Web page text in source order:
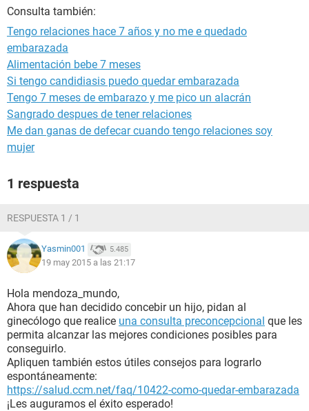
Consulta también:
Tengo relaciones hace 7 años y no me e quedado
embarazada
Alimentación bebe 7 meses
Si tengo candidiasis puedo quedar embarazada
Tengo 7 meses de embarazo y me pico un alacrán
Sangrado despues de tener relaciones
Me dan ganas de defecar cuando tengo relaciones soy
mujer
1 respuesta
RESPUESTA 1 / 1
Yasmin001 5.485
19 may 2015 a las 21:17
Hola mendoza_mundo,
Ahora que han decidido concebir un hijo, pidan al
ginecólogo que realice una consulta preconcepcional que les
permita alcanzar las mejores condiciones posibles para
conseguirlo.
Apliquen también estos útiles consejos para lograrlo
espontáneamente:
https://salud.ccm.net/faq/10422-como-quedar-embarazada
¡Les auguramos el éxito esperado!